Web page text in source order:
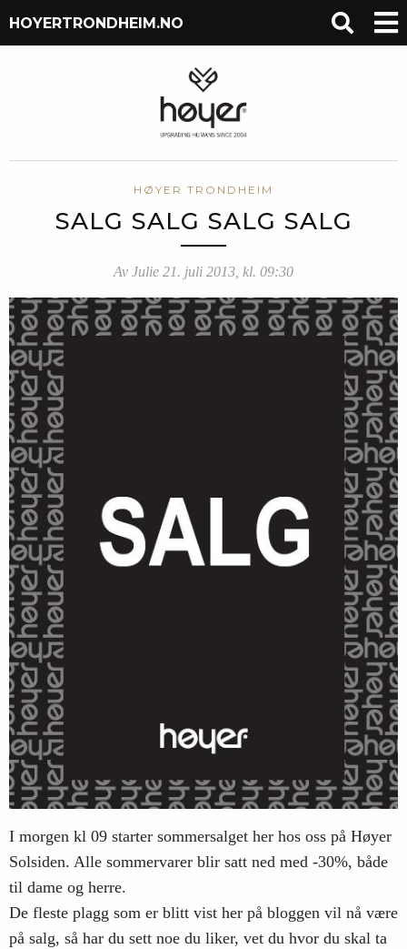
HOYERTRONDHEIM.NO
HØYER TRONDHEIM
SALG SALG SALG SALG
Av Julie 21. juli 2013, kl. 09:30
I morgen kl 09 starter sommersalget her hos oss på Høyer
Solsiden. Alle sommervarer blir satt ned med -30%, både
til dame og herre.
De fleste plagg som er blitt vist her på bloggen vil nå være
på salg, så har du sett noe du liker, vet du hvor du skal ta